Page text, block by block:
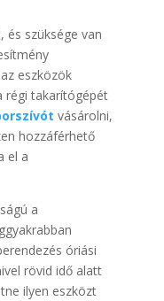
és szüksége van
eszközök
régi takarítógépét
vásárolni,
hozzáférhető
el a
a
óriási
rövid idő alatt
ilyen eszközt